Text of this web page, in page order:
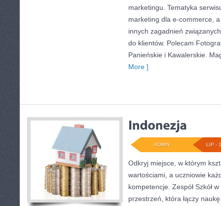
marketingu. Tematyka
marketing dla e-commerce,
innych zagadnień
do klientów. Polecam
Panieńskie i Kawalerskie.
More ]
LIP -
ADMIN
Odkryj miejsce, w którym
wartościami, a uczniowie
kompetencje. Zespół Szkół
przestrzeń, która łączy